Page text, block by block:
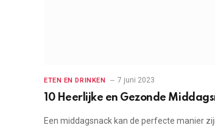
ETEN EN DRINKEN 7 juni 2023
10 Heerlijke en Gezonde
Een middagsnack kan de perfecte manier